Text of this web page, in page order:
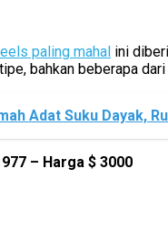
paling mahal ini
bahkan beberapa
Adat Suku Dayak,
– Harga $ 3000